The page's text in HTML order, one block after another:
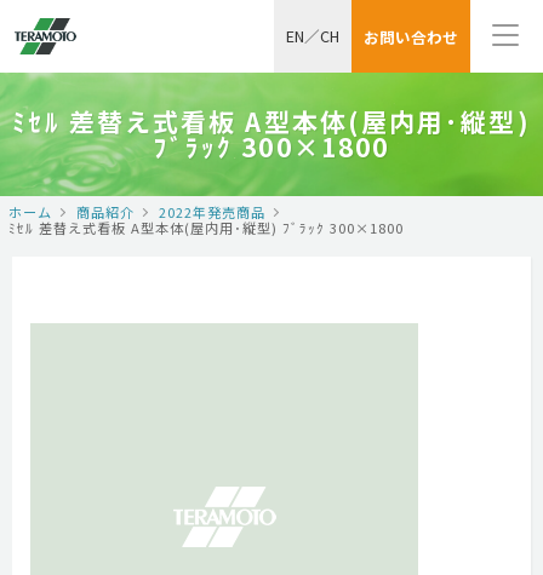
お問い合わせ
EN／CH
ﾐｾﾙ 差替え式看板 A型本体(屋内用･縦型)
ﾌﾞﾗｯｸ 300×1800
ホーム 商品紹介
2022年発売商品
ﾐｾﾙ 差替え式看板 A型本体(屋内用･縦型) ﾌﾞﾗｯｸ 300×1800